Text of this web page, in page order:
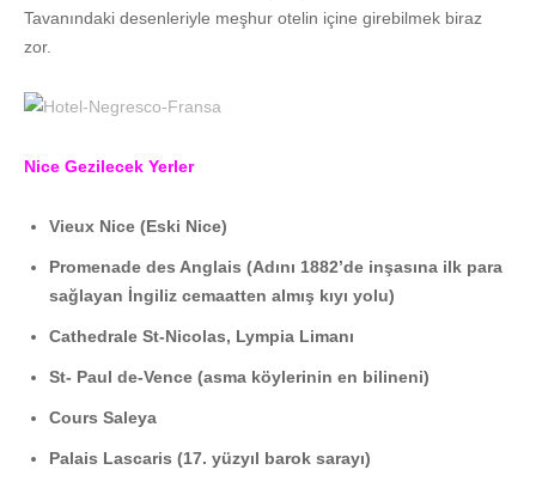
Tavanındaki desenleriyle meşhur otelin içine girebilmek biraz
zor.
Nice Gezilecek Yerler
Vieux Nice (Eski Nice)
Promenade des Anglais (Adını 1882’de inşasına ilk para
sağlayan İngiliz cemaatten almış kıyı yolu)
Cathedrale St-Nicolas, Lympia Limanı
St- Paul de-Vence (asma köylerinin en bilineni)
Cours Saleya
Palais Lascaris (17. yüzyıl barok sarayı)